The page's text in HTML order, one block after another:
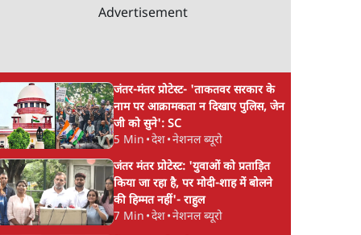
Advertisement
जंतर-मंतर प्रोटेस्ट- 'ताकतवर सरकार के
नाम पर आक्रामकता न दिखाए पुलिस, जेन
जी को सुने': SC
5 Min •देश•नेशनल ब्यूरो
जंतर मंतर प्रोटेस्ट: 'युवाओं को प्रताड़ित
किया जा रहा है, पर मोदी-शाह में बोलने
की हिम्मत नहीं'- राहुल
7 Min •देश•नेशनल ब्यूरो